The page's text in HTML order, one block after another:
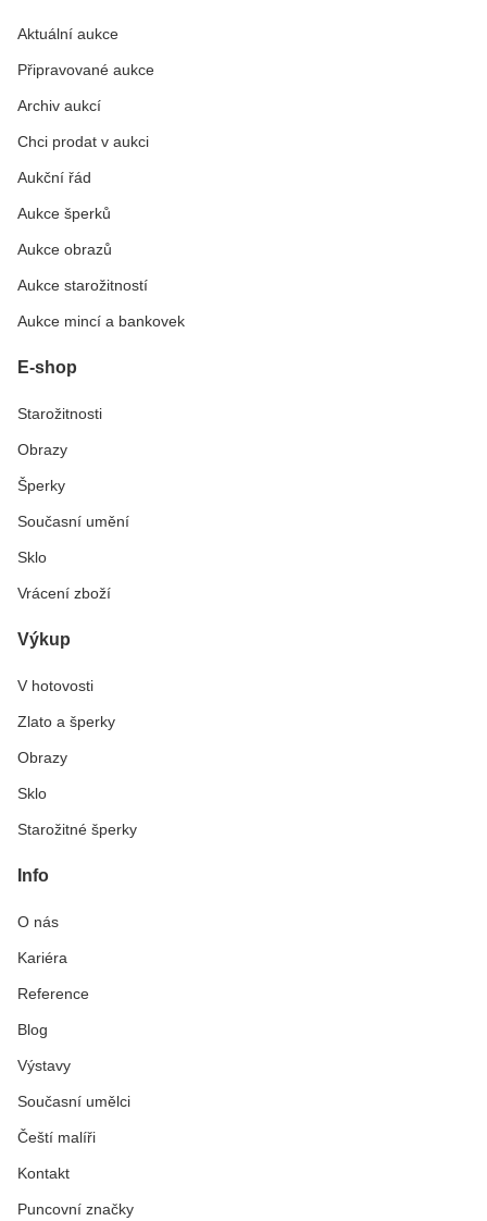
Aktuální aukce
Připravované aukce
Archiv aukcí
Chci prodat v aukci
Aukční řád
Aukce šperků
Aukce obrazů
Aukce starožitností
Aukce mincí a bankovek
E-shop
Starožitnosti
Obrazy
Šperky
Současní umění
Sklo
Vrácení zboží
Výkup
V hotovosti
Zlato a šperky
Obrazy
Sklo
Starožitné šperky
Info
O nás
Kariéra
Reference
Blog
Výstavy
Současní umělci
Čeští malíři
Kontakt
Puncovní značky